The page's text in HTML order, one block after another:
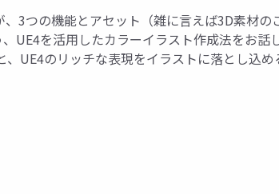
3つの機能とアセット（雑に言えば3D素材の
UE4を活用したカラーイラスト作成法をお話し
UE4のリッチな表現をイラストに落とし込